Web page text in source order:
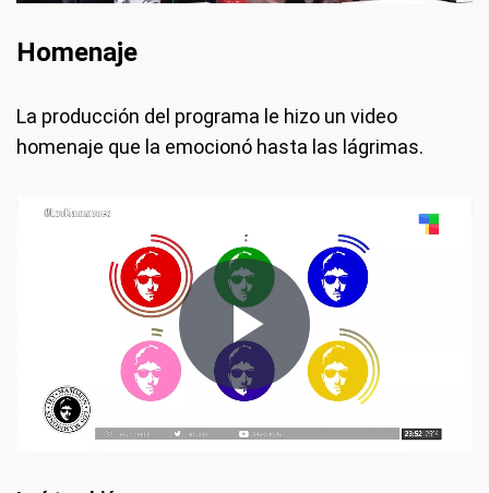
Homenaje
La producción del programa le hizo un video
homenaje que la emocionó hasta las lágrimas.